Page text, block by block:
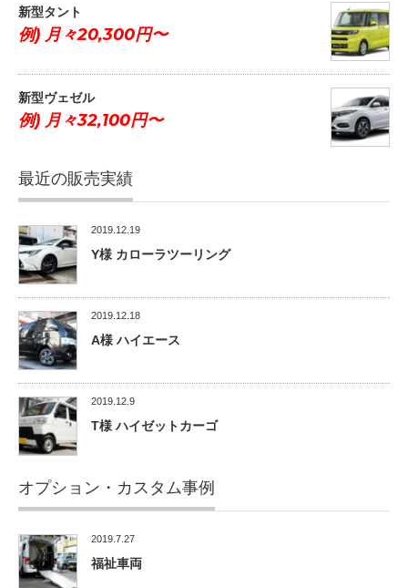
新型タント
例) 月々20,300円〜
新型ヴェゼル
例) 月々32,100円〜
最近の販売実績
2019.12.19
Y様 カローラツーリング
2019.12.18
A様 ハイエース
2019.12.9
T様 ハイゼットカーゴ
オプション・カスタム事例
2019.7.27
福祉車両